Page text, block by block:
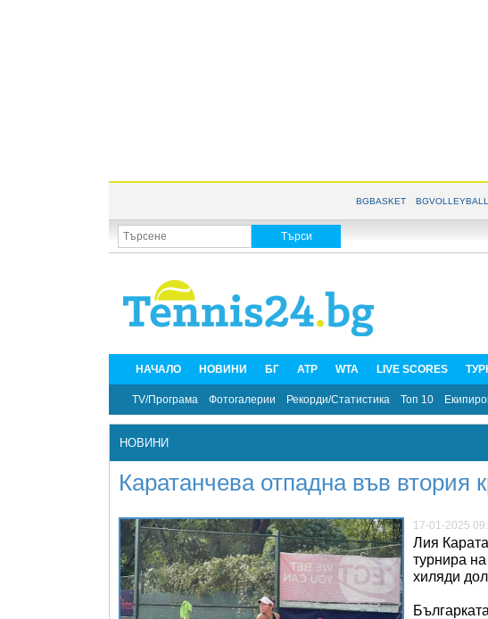
BGBASKET BGVOLLEYBALL
НАЧАЛО НОВИНИ БГ ATP WTA LIVE SCORES
TV/Програма Фотогалерии Рекорди/Статистика Топ 10
НОВИНИ
Каратанчева отпадна във втория
17-01-2025
Лия
турнира
хиляди